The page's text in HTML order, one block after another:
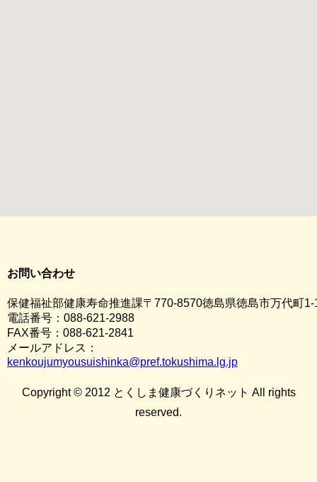
お問い合わせ
保健福祉部健康寿命推進課〒770-8570徳島県徳島市万代町1-
電話番号：088-621-2988
FAX番号：088-621-2841
メールアドレス：
kenkoujumyousuishinka@pref.tokushima.lg.jp
Copyright © 2012 とくしま健康づくりネット All rights
reserved.